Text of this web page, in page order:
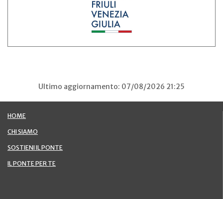
Ultimo aggiornamento: 07/08/2026 21:25
HOME
CHI SIAMO
SOSTIENI IL PONTE
IL PONTE PER TE